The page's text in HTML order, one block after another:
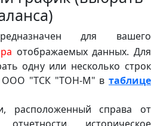
для вашего
отображаемых данных. Для
одну или несколько строк
ООО "ТСК "ТОН-М" в таблице
расположенный справа от